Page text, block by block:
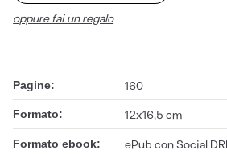
oppure fai un regalo
Pagine: 160
Formato: 12x16,5 cm
Formato ebook: ePub con Social